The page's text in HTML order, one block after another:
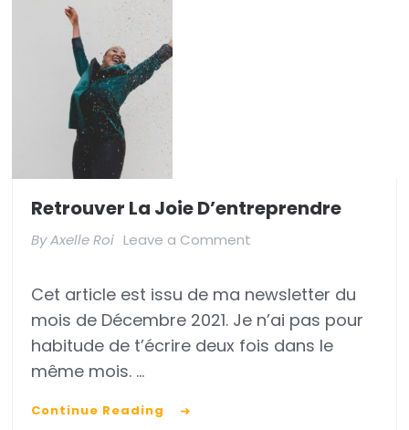
Retrouver La Joie D’entreprendre
ByAxelle Roi Leave a Comment
la
joie
d’entreprendre
Cet article est issu de ma newsletter du
mois de Décembre 2021. Je n’ai pas pour
habitude de t’écrire deux fois dans le
même mois. …
Continue Reading